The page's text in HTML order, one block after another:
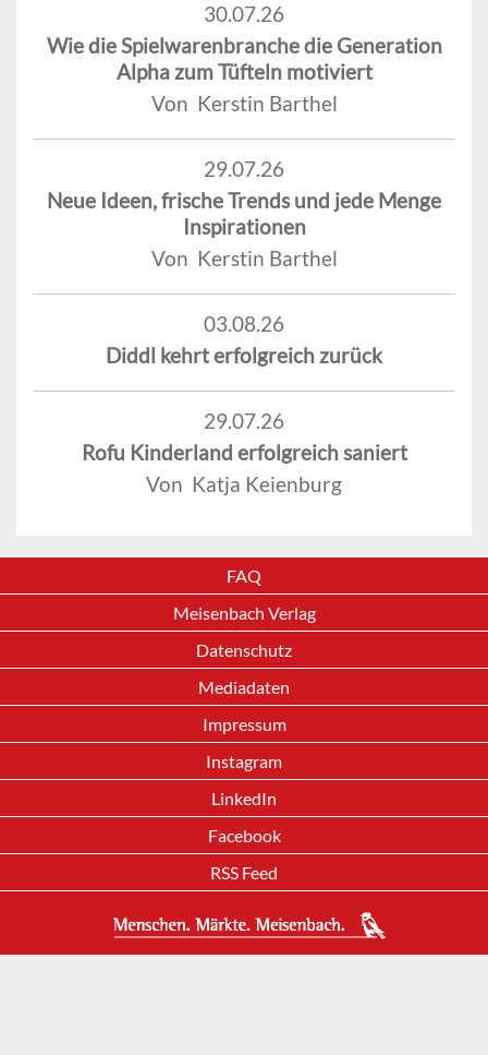
30.07.26
Wie die Spielwarenbranche die Generation
Alpha zum Tüfteln motiviert
Von Kerstin Barthel
29.07.26
Neue Ideen, frische Trends und jede Menge
Inspirationen
Von Kerstin Barthel
03.08.26
Diddl kehrt erfolgreich zurück
29.07.26
Rofu Kinderland erfolgreich saniert
Von Katja Keienburg
FAQ
Meisenbach Verlag
Datenschutz
Mediadaten
Impressum
Instagram
LinkedIn
Facebook
RSS Feed